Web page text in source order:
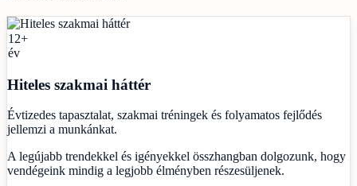
12+
év
Hiteles szakmai háttér
Évtizedes tapasztalat, szakmai tréningek és folyamatos fejlődés
jellemzi a munkánkat.
A legújabb trendekkel és igényekkel összhangban dolgozunk, hogy
vendégeink mindig a legjobb élményben részesüljenek.